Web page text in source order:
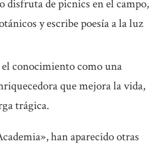
disfruta de picnics en el campo,
y escribe poesía a la luz
conocimiento como una
que mejora la vida,
trágica.
han aparecido otras